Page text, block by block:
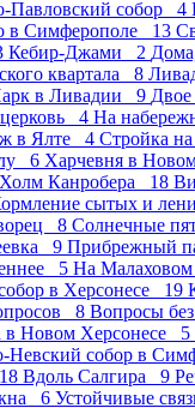
Павловский собор 4
в Симферополе 13
Кебир-Джами 2
квартала 8
в Ливадии 9
церковь 4 На
в Ялте 4 Стройка
6 Харчевня в
Холм Канробера 18
сытых и
8 Солнечные
9 Прибрежный
5 На Малаховом
в Херсонесе 19
8 Вопросы
в Новом Херсонесе 5
Невский собор в
Вдоль Салгира 9
6 Устойчивые